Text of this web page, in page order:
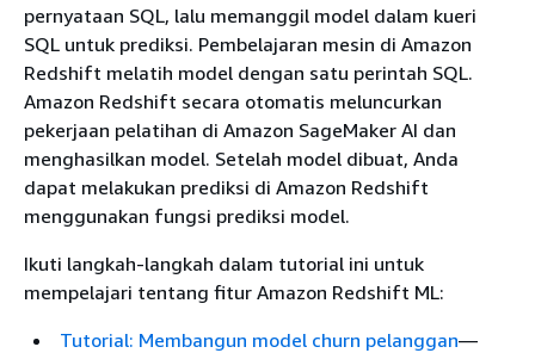
pernyataan SQL, lalu memanggil model dalam kueri
SQL untuk prediksi. Pembelajaran mesin di Amazon
Redshift melatih model dengan satu perintah SQL.
Amazon Redshift secara otomatis meluncurkan
pekerjaan pelatihan di Amazon SageMaker AI dan
menghasilkan model. Setelah model dibuat, Anda
dapat melakukan prediksi di Amazon Redshift
menggunakan fungsi prediksi model.
Ikuti langkah-langkah dalam tutorial ini untuk
mempelajari tentang fitur Amazon Redshift ML:
Tutorial: Membangun model churn pelanggan—